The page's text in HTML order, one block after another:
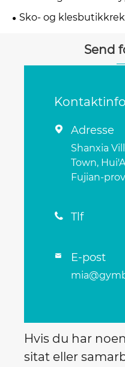
Sko- og
Send
Kontaktinfo
 Adresse
Shanxia
Town,
Fujian-
 Tlf
 E-post
Hvis du har
sitat eller